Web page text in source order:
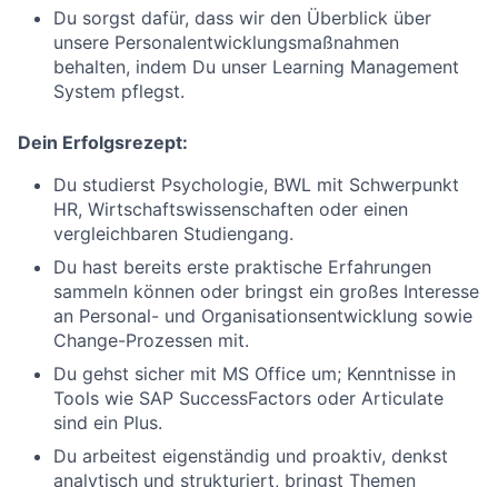
Du sorgst dafür, dass wir den Überblick über
unsere Personalentwicklungsmaßnahmen
behalten, indem Du unser Learning Management
System pflegst.
Dein Erfolgsrezept:
Du studierst Psychologie, BWL mit Schwerpunkt
HR, Wirtschaftswissenschaften oder einen
vergleichbaren Studiengang.
Du hast bereits erste praktische Erfahrungen
sammeln können oder bringst ein großes Interesse
an Personal- und Organisationsentwicklung sowie
Change-Prozessen mit.
Du gehst sicher mit MS Office um; Kenntnisse in
Tools wie SAP SuccessFactors oder Articulate
sind ein Plus.
Du arbeitest eigenständig und proaktiv, denkst
analytisch und strukturiert, bringst Themen